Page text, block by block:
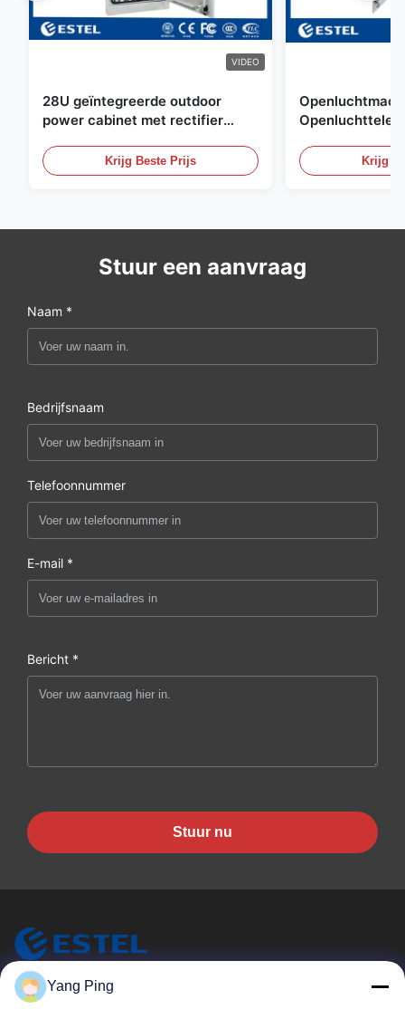
VIDEO
28U geïntegreerde outdoor
power cabinet met rectifier
energieopslag behuizing
Krijg Beste Prijs Krijg
Stuur een aanvraag
Naam *
Bedrijfsnaam
Telefoonnummer
E-mail *
Bericht *
Stuur nu
ESTEL (GUANGDONG) TECHNOLOGY CO., LTD.
Yang Ping